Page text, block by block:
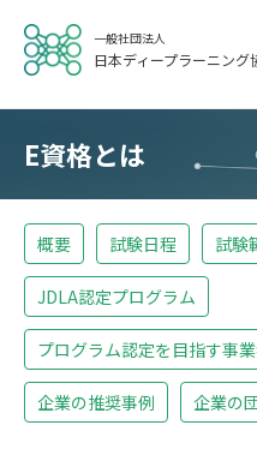
一般社団法人
日本ディープラーニング
E資格とは
概要 試験日程 試験
JDLA認定プログラム
プログラム認定を目指す事
企業の推奨事例 企業の